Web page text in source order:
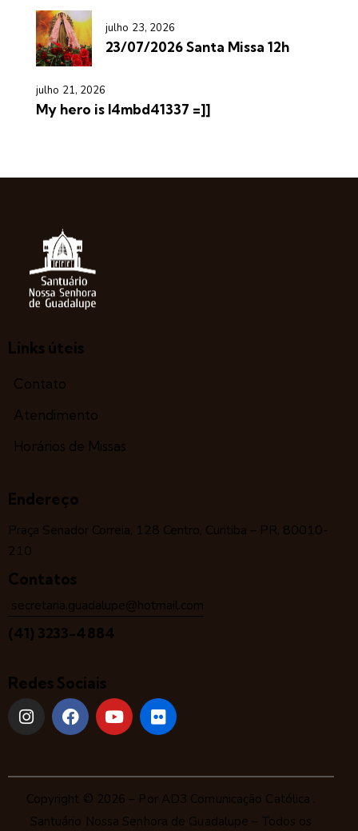
julho 23, 2026
23/07/2026 Santa Missa 12h
julho 21, 2026
My hero is l4mbd41337 =]]
Links úteis
Contato
Atendimento
Horários de Missas
Endereço
Praça Senador Correia, 128 Centro, Curitiba – PR, 80010-
210
Contatos
secretaria.guadalupe@hotmail.com
(41) 3233-4884
Redes Sociais
Copyright © 2026 – Por AD3 Comunicação Católica .
Santuário Nossa Senhora de Guadalupe – Todos os